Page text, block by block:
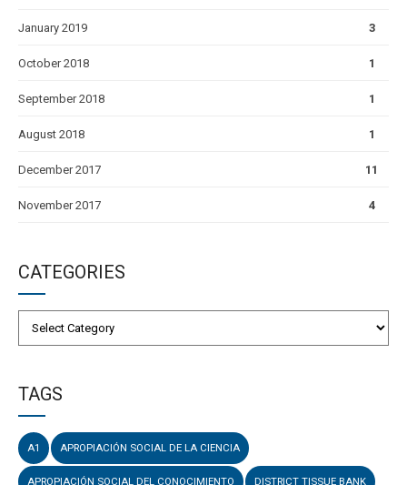
January 2019 3
October 2018 1
September 2018 1
August 2018 1
December 2017 11
November 2017 4
CATEGORIES
TAGS
A1 APROPIACIÓN SOCIAL DE LA CIENCIA
APROPIACIÓN SOCIAL DEL CONOCIMIENTO DISTRICT TISSUE BANK